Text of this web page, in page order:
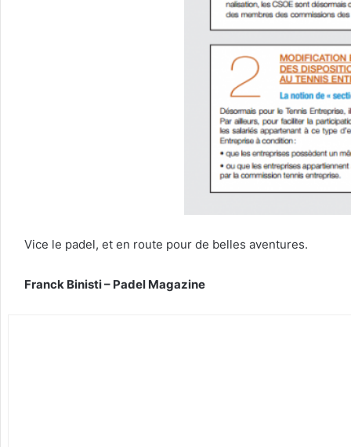
Vice le padel, et en route pour de belles aventures.
Franck Binisti – Padel Magazine